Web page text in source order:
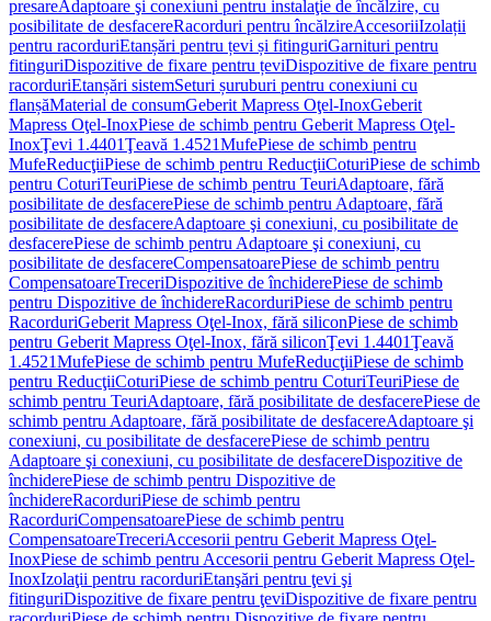
presareAdaptoare şi conexiuni pentru instalaţie de încălzire, cu
posibilitate de desfacereRacorduri pentru încălzireAccesoriiIzolații
pentru racorduriEtanșări pentru țevi și fitinguriGarnituri pentru
fitinguriDispozitive de fixare pentru țeviDispozitive de fixare pentru
racorduriEtanșări sistemSeturi șuruburi pentru conexiuni cu
flanșăMaterial de consumGeberit Mapress Oţel-InoxGeberit
Mapress Oţel-InoxPiese de schimb pentru Geberit Mapress Oţel-
InoxŢevi 1.4401Ţeavă 1.4521MufePiese de schimb pentru
MufeReducţiiPiese de schimb pentru ReducţiiCoturiPiese de schimb
pentru CoturiTeuriPiese de schimb pentru TeuriAdaptoare, fără
posibilitate de desfacerePiese de schimb pentru Adaptoare, fără
posibilitate de desfacereAdaptoare şi conexiuni, cu posibilitate de
desfacerePiese de schimb pentru Adaptoare şi conexiuni, cu
posibilitate de desfacereCompensatoarePiese de schimb pentru
CompensatoareTreceriDispozitive de închiderePiese de schimb
pentru Dispozitive de închidereRacorduriPiese de schimb pentru
RacorduriGeberit Mapress Oţel-Inox, fără siliconPiese de schimb
pentru Geberit Mapress Oţel-Inox, fără siliconŢevi 1.4401Ţeavă
1.4521MufePiese de schimb pentru MufeReducţiiPiese de schimb
pentru ReducţiiCoturiPiese de schimb pentru CoturiTeuriPiese de
schimb pentru TeuriAdaptoare, fără posibilitate de desfacerePiese de
schimb pentru Adaptoare, fără posibilitate de desfacereAdaptoare şi
conexiuni, cu posibilitate de desfacerePiese de schimb pentru
Adaptoare şi conexiuni, cu posibilitate de desfacereDispozitive de
închiderePiese de schimb pentru Dispozitive de
închidereRacorduriPiese de schimb pentru
RacorduriCompensatoarePiese de schimb pentru
CompensatoareTreceriAccesorii pentru Geberit Mapress Oţel-
InoxPiese de schimb pentru Accesorii pentru Geberit Mapress Oţel-
InoxIzolaţii pentru racorduriEtanşări pentru ţevi şi
fitinguriDispozitive de fixare pentru ţeviDispozitive de fixare pentru